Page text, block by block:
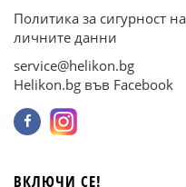
Политика за сигурност на
личните данни
service@helikon.bg
Helikon.bg във Facebook
ВКЛЮЧИ СЕ!